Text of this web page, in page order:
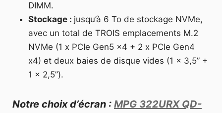
DIMM.
Stockage : jusqu’à 6 To de stockage NVMe,
avec un total de TROIS emplacements M.2
NVMe (1 x PCIe Gen5 x4 + 2 x PCIe Gen4
x4) et deux baies de disque vides (1 x 3,5” +
1 x 2,5”).
Notre choix d’écran : MPG 322URX QD-